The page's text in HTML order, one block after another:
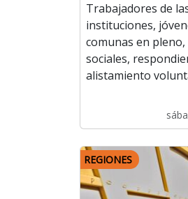
Trabajadores de
instituciones,
comunas en
sociales,
alistamiento
REGIONES